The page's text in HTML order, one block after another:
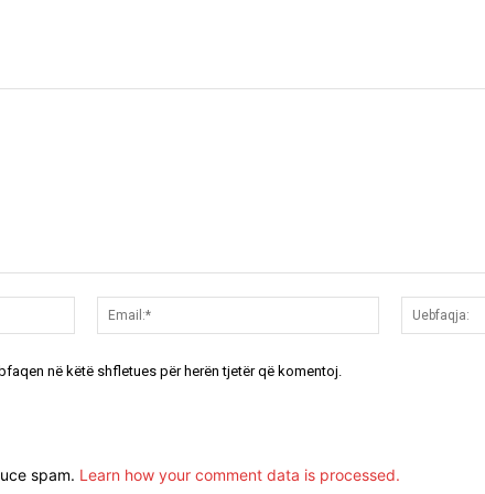
Emri:*
Email:*
në këtë shfletues për herën tjetër që komentoj.
spam. Learn how your comment data is processed.